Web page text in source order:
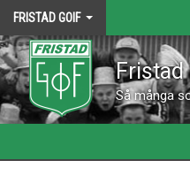
FRISTAD GOIF
Fristad
Så många